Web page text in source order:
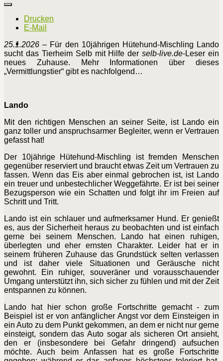
Drucken
E-Mail
25.1.2026 – Für den 10jährigen Hütehund-Mischling Lando
sucht das Tierheim Selb mit Hilfe derselb-live.de-Leser ein
neues Zuhause. Mehr Informationen über dieses
„Vermittlungstier“ gibt es nachfolgend…
Lando
Mit den richtigen Menschen an seiner Seite, ist Lando ein
ganz toller und anspruchsarmer Begleiter, wenn er Vertrauen
gefasst hat!
Der 10jährige Hütehund-Mischling ist fremden Menschen
gegenüber reserviert und braucht etwas Zeit um Vertrauen zu
fassen. Wenn das Eis aber einmal gebrochen ist, ist Lando
ein treuer und unbestechlicher Weggefährte. Er ist bei seiner
Bezugsperson wie ein Schatten und folgt ihr im Freien auf
Schritt und Tritt.
Lando ist ein schlauer und aufmerksamer Hund. Er genießt
es, aus der Sicherheit heraus zu beobachten und ist einfach
gerne bei seinem Menschen. Lando hat einen ruhigen,
überlegten und eher ernsten Charakter. Leider hat er in
seinem früheren Zuhause das Grundstück selten verlassen
und ist daher viele Situationen und Geräusche nicht
gewohnt. Ein ruhiger, souveräner und vorausschauender
Umgang unterstützt ihn, sich sicher zu fühlen und mit der Zeit
entspannen zu können.
Lando hat hier schon große Fortschritte gemacht - zum
Beispiel ist er von anfänglicher Angst vor dem Einsteigen in
ein Auto zu dem Punkt gekommen, an dem er nicht nur gerne
einsteigt, sondern das Auto sogar als sicheren Ort ansieht,
den er (insbesondere bei Gefahr dringend) aufsuchen
möchte. Auch beim Anfassen hat es große Fortschritte